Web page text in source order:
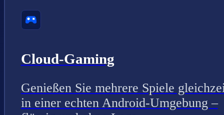
Cloud-Gaming
Genießen Sie mehrere Spiele
in einer echten Android-Umgebung –